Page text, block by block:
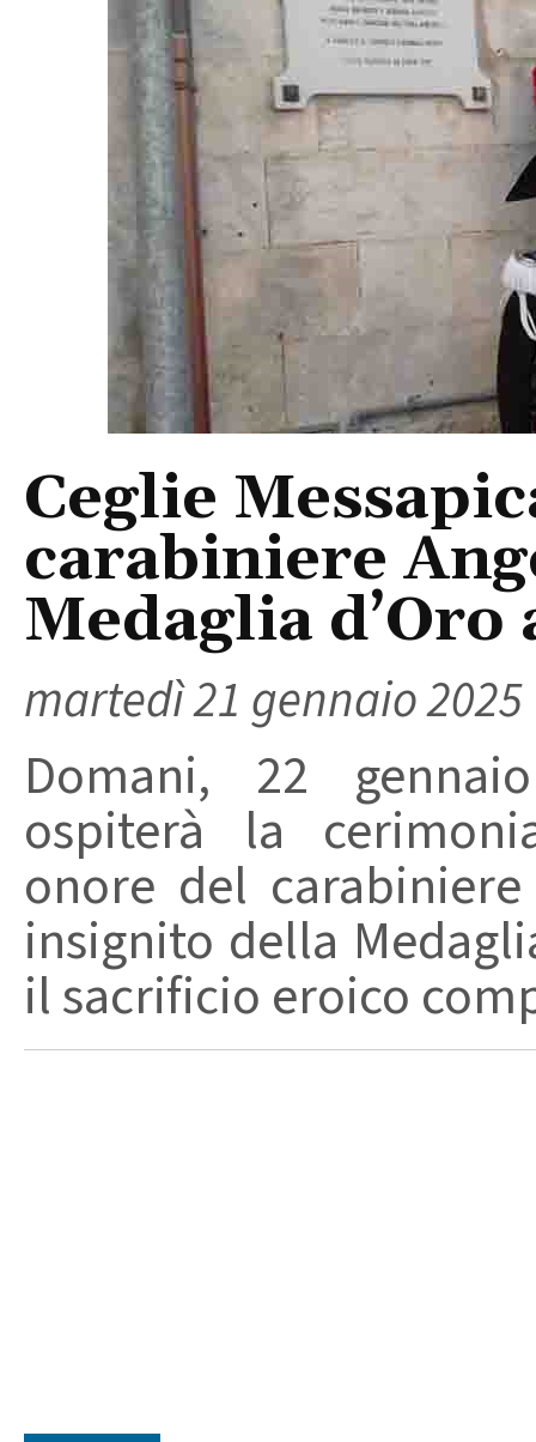
Ceglie
carabiniere
Medaglia
martedì 21 gennaio 2025
Domani, 22
ospiterà la
onore del
insignito della
il sacrificio eroico